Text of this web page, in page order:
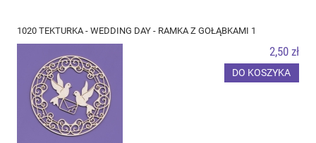
1020 TEKTURKA - WEDDING DAY - RAMKA Z GOŁĄBKAMI 1
2,50 zł
DO KOSZYKA